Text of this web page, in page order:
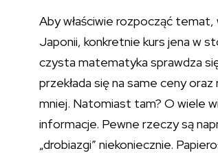
Aby właściwie rozpocząć
Japonii, konkretnie kurs jena w
czysta matematyka sprawdza
przekłada się na same ceny
mniej. Natomiast tam? O wiele
informacje. Pewne rzeczy są
„drobiazgi” niekoniecznie.